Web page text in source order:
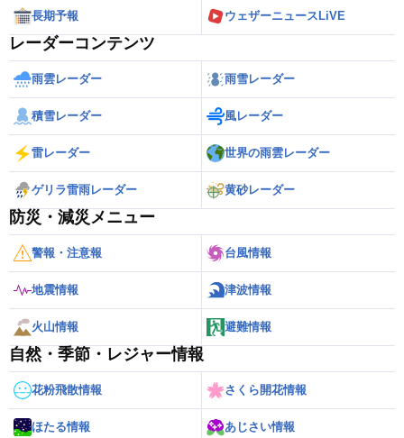
長期予報 ウェザーニュースLiVE
レーダーコンテンツ
雨雲レーダー 雨雪レーダー
積雪レーダー 風レーダー
雷レーダー 世界の雨雲レーダー
ゲリラ雷雨レーダー 黄砂レーダー
防災・減災メニュー
警報・注意報 台風情報
地震情報 津波情報
火山情報 避難情報
自然・季節・レジャー情報
花粉飛散情報 さくら開花情報
ほたる情報 あじさい情報